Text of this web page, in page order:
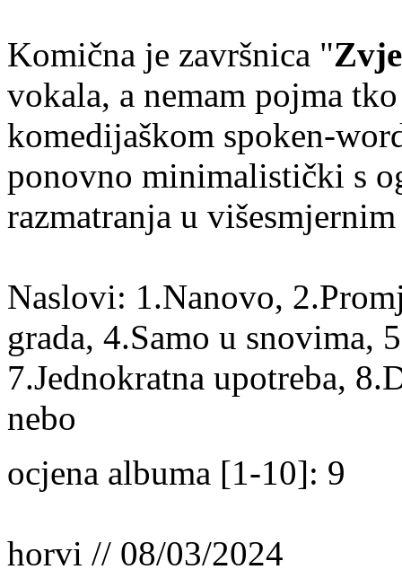
Komična je završnica "
vokala, a nemam pojma
komedijaškom spoken-
ponovno minimalistički s
razmatranja u
Naslovi: 1.Nanovo,
grada, 4.Samo u snovima,
7.Jednokratna upotreba,
nebo
ocjena albuma [1-10]: 9
horvi // 08/03/2024